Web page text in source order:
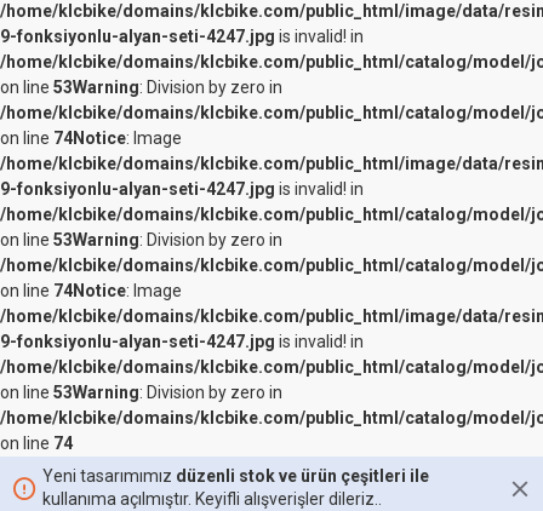
/home/klcbike/domains/klcbike.com/public_html/image/data/
9-fonksiyonlu-alyan-seti-4247.jpg is invalid! in
/home/klcbike/domains/klcbike.com/public_html/catalog/model/
on line 53Warning: Division by zero in
/home/klcbike/domains/klcbike.com/public_html/catalog/model/
on line 74Notice: Image
/home/klcbike/domains/klcbike.com/public_html/image/data/
9-fonksiyonlu-alyan-seti-4247.jpg is invalid! in
/home/klcbike/domains/klcbike.com/public_html/catalog/model/
on line 53Warning: Division by zero in
/home/klcbike/domains/klcbike.com/public_html/catalog/model/
on line 74Notice: Image
/home/klcbike/domains/klcbike.com/public_html/image/data/
9-fonksiyonlu-alyan-seti-4247.jpg is invalid! in
/home/klcbike/domains/klcbike.com/public_html/catalog/model/
on line 53Warning: Division by zero in
/home/klcbike/domains/klcbike.com/public_html/catalog/model/
on line 74
Yeni tasarımımız düzenli stok ve ürün çeşitleri ile
kullanıma açılmıştır. Keyifli alışverişler dileriz..